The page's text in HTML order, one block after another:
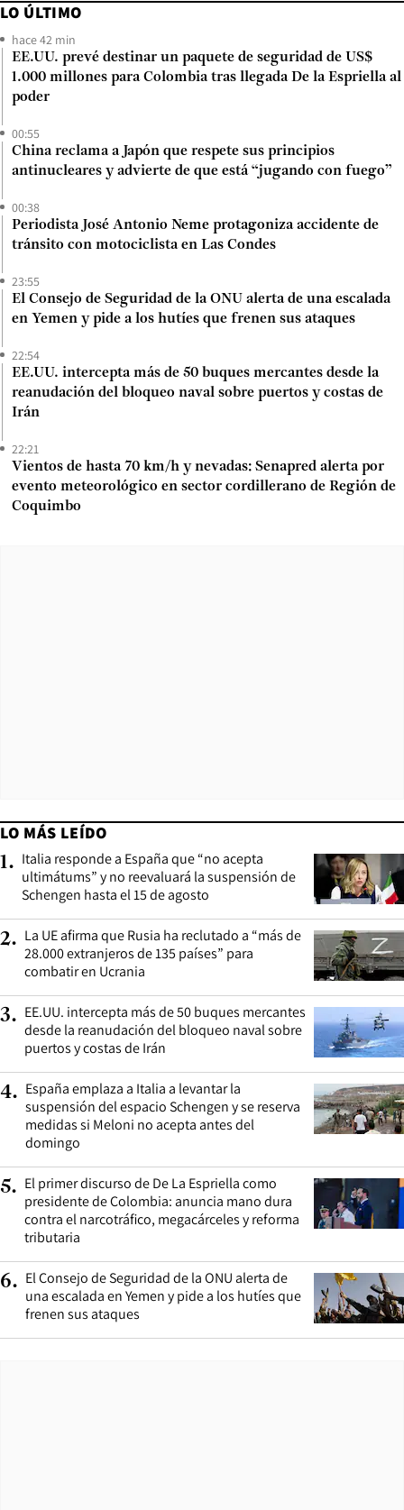
LO ÚLTIMO
hace 42 min
EE.UU. prevé destinar un paquete de seguridad de US$
1.000 millones para Colombia tras llegada De la Espriella al
poder
00:55
China reclama a Japón que respete sus principios
antinucleares y advierte de que está “jugando con fuego”
00:38
Periodista José Antonio Neme protagoniza accidente de
tránsito con motociclista en Las Condes
23:55
El Consejo de Seguridad de la ONU alerta de una escalada
en Yemen y pide a los hutíes que frenen sus ataques
22:54
EE.UU. intercepta más de 50 buques mercantes desde la
reanudación del bloqueo naval sobre puertos y costas de
Irán
22:21
Vientos de hasta 70 km/h y nevadas: Senapred alerta por
evento meteorológico en sector cordillerano de Región de
Coquimbo
LO MÁS LEÍDO
1. Italia responde a España que “no acepta
ultimátums” y no reevaluará la suspensión de
Schengen hasta el 15 de agosto
2. La UE afirma que Rusia ha reclutado a “más de
28.000 extranjeros de 135 países” para
combatir en Ucrania
3. EE.UU. intercepta más de 50 buques mercantes
desde la reanudación del bloqueo naval sobre
puertos y costas de Irán
4. España emplaza a Italia a levantar la
suspensión del espacio Schengen y se reserva
medidas si Meloni no acepta antes del
domingo
5. El primer discurso de De La Espriella como
presidente de Colombia: anuncia mano dura
contra el narcotráfico, megacárceles y reforma
tributaria
6. El Consejo de Seguridad de la ONU alerta de
una escalada en Yemen y pide a los hutíes que
frenen sus ataques